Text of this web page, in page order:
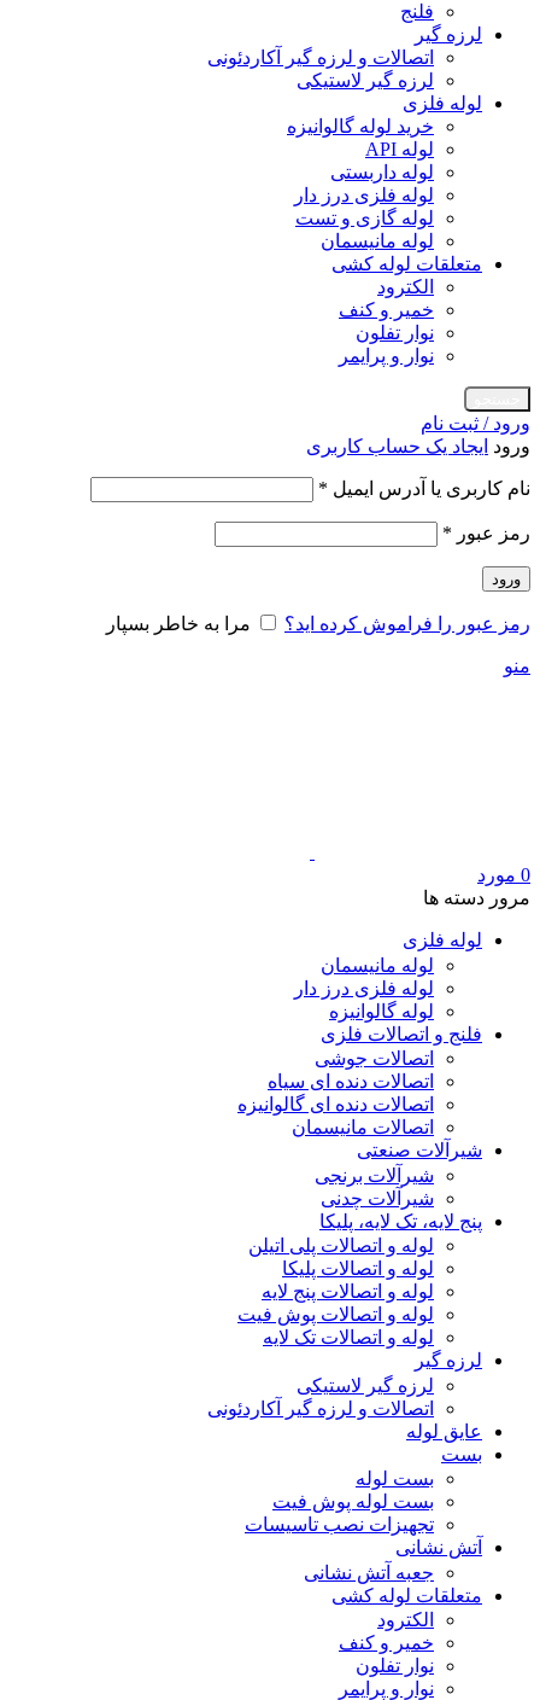
فلنج
لرزه گیر
اتصالات و لرزه گیر آکاردئونی
لرزه گیر لاستیکی
لوله فلزی
خرید لوله گالوانیزه
لوله API
لوله داربستی
لوله فلزی درز دار
لوله گازی و تست
لوله مانیسمان
متعلقات لوله کشی
الکترود
خمیر و کنف
نوار تفلون
نوار و پرایمر
ورود / ثبت نام
ورود ایجاد یک حساب کاربری
نام کاربری یا آدرس ایمیل *
رمز عبور *
ورود
رمز عبور را فراموش کرده اید؟ مرا به خاطر بسپار
منو
0 مورد
مرور دسته ها
لوله فلزی
لوله مانیسمان
لوله فلزی درز دار
لوله گالوانیزه
فلنج و اتصالات فلزی
اتصالات جوشی
اتصالات دنده ای سیاه
اتصالات دنده ای گالوانیزه
اتصالات مانیسمان
شیرآلات صنعتی
شیرآلات برنجی
شیرآلات چدنی
پنج لایه، تک لایه، پلیکا
لوله و اتصالات پلی اتیلن
لوله و اتصالات پلیکا
لوله و اتصالات پنج لایه
لوله و اتصالات پوش فیت
لوله و اتصالات تک لایه
لرزه گیر
لرزه گیر لاستیکی
اتصالات و لرزه گیر آکاردئونی
عایق لوله
بست
بست لوله
بست لوله پوش فیت
تجهیزات نصب تاسیسات
آتش نشانی
جعبه آتش نشانی
متعلقات لوله کشی
الکترود
خمیر و کنف
نوار تفلون
نوار و پرایمر